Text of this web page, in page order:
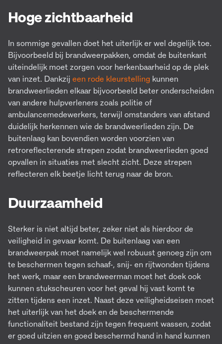
Hoge zichtbaarheid
In sommige gevallen doet het uiterlijk er wel degelijk toe.
Bijvoorbeeld bij brandweerpakken, omdat de buitenkant
uiteindelijk moet zorgen voor herkenbaarheid op de plek
van inzet. Dankzij een rode kleurstelling kunnen
brandweerlieden elkaar bijvoorbeeld beter onderscheiden
van andere hulpverleners zoals politie of
ambulancemedewerkers, terwijl omstanders van afstand
duidelijk herkennen wie de brandweerlieden zijn. De
buitenlaag kan bovendien worden voorzien van
retroreflecterende strepen zodat brandweerlieden goed
opvallen in situaties met slecht zicht. Deze strepen
reflecteren elk beetje licht terug naar de bron.
Duurzaamheid
Sterker is niet altijd beter, zeker niet als hierdoor de
veiligheid in gevaar komt. De buitenlaag van een
brandweerpak moet namelijk wel robuust genoeg zijn om
te beschermen tegen schaaf-, snij- en rijtwonden tijdens
het werk, maar een brandweerman moet het doek ook
kunnen stukscheuren voor het geval hij vast komt te
zitten tijdens een inzet. Naast deze veiligheidseisen moet
het uiterlijk van het doek en de beschermende
functionaliteit bestand zijn tegen frequent wassen, zodat
er goed uitzien en goed beschermd hand in hand kunnen